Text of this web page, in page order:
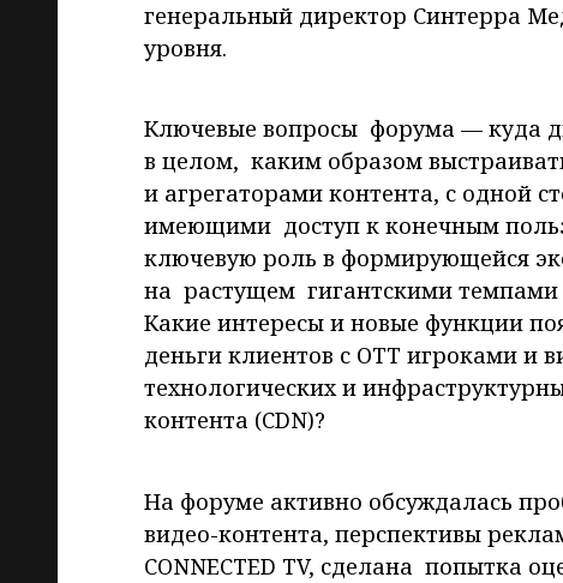
генеральный директор Синтерра
уровня.
Ключевые вопросы форума — куда
в целом, каким образом
и агрегаторами контента, с одной
имеющими доступ к конечным
ключевую роль в формирующейся
на растущем гигантскими темпами
Какие интересы и новые функции
деньги клиентов с ОТТ игроками и
технологических и
контента (CDN)?
На форуме активно обсуждалась
видео-контента, перспективы
CONNECTED TV, сделана попытка